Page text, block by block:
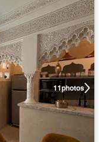
11photos